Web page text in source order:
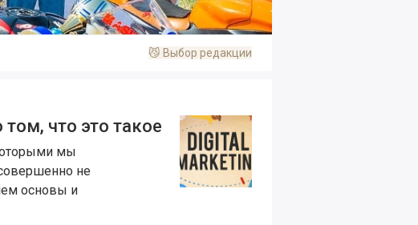
😼 Выбор редакции
том, что это такое
мы
не
основы и